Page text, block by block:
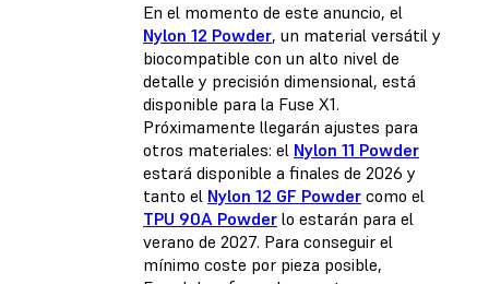
En el momento de este anuncio, el
Nylon 12 Powder, un material versátil y
biocompatible con un alto nivel de
detalle y precisión dimensional, está
disponible para la Fuse X1.
Próximamente llegarán ajustes para
otros materiales: el Nylon 11 Powder
estará disponible a finales de 2026 y
tanto el Nylon 12 GF Powder como el
TPU 90A Powder lo estarán para el
verano de 2027. Para conseguir el
mínimo coste por pieza posible,